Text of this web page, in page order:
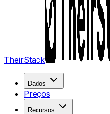
TheirStack
Dados
Preços
Recursos